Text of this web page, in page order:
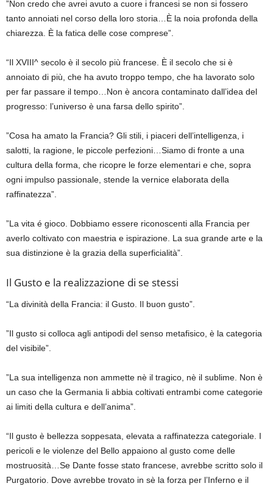
”Non credo che avrei avuto a cuore i francesi se non si fossero
tanto annoiati nel corso della loro storia…È la noia profonda della
chiarezza. È la fatica delle cose comprese”.
“Il XVIII^ secolo è il secolo più francese. È il secolo che si è
annoiato di più, che ha avuto troppo tempo, che ha lavorato solo
per far passare il tempo…Non è ancora contaminato dall’idea del
progresso: l’universo è una farsa dello spirito”.
”Cosa ha amato la Francia? Gli stili, i piaceri dell’intelligenza, i
salotti, la ragione, le piccole perfezioni…Siamo di fronte a una
cultura della forma, che ricopre le forze elementari e che, sopra
ogni impulso passionale, stende la vernice elaborata della
raffinatezza”.
”La vita é gioco. Dobbiamo essere riconoscenti alla Francia per
averlo coltivato con maestria e ispirazione. La sua grande arte e la
sua distinzione è la grazia della superficialità”.
Il Gusto e la realizzazione di se stessi
“La divinità della Francia: il Gusto. Il buon gusto”.
”Il gusto si colloca agli antipodi del senso metafisico, è la categoria
del visibile”.
”La sua intelligenza non ammette nè il tragico, nè il sublime. Non è
un caso che la Germania li abbia coltivati entrambi come categorie
ai limiti della cultura e dell’anima”.
“Il gusto è bellezza soppesata, elevata a raffinatezza categoriale. I
pericoli e le violenze del Bello appaiono al gusto come delle
mostruosità…Se Dante fosse stato francese, avrebbe scritto solo il
Purgatorio. Dove avrebbe trovato in sè la forza per l’Inferno e il